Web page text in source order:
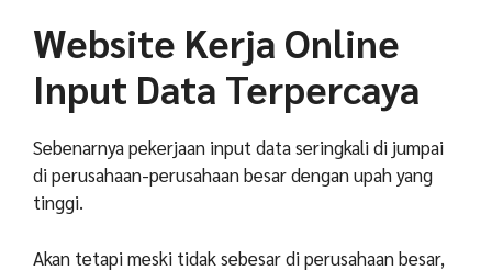
Website Kerja Online
Input Data Terpercaya
Sebenarnya pekerjaan input data seringkali di jumpai
di perusahaan-perusahaan besar dengan upah yang
tinggi.
Akan tetapi meski tidak sebesar di perusahaan besar,